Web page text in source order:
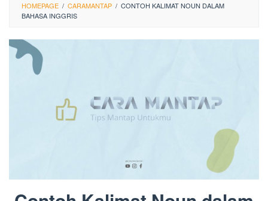
HOMEPAGE / CARAMANTAP / CONTOH KALIMAT NOUN DALAM
BAHASA INGGRIS